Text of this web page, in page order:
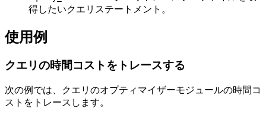
得したいクエリステートメント。
使用例
クエリの時間コストをトレースする
次の例では、クエリのオプティマイザーモジュールの時間コ
ストをトレースします。